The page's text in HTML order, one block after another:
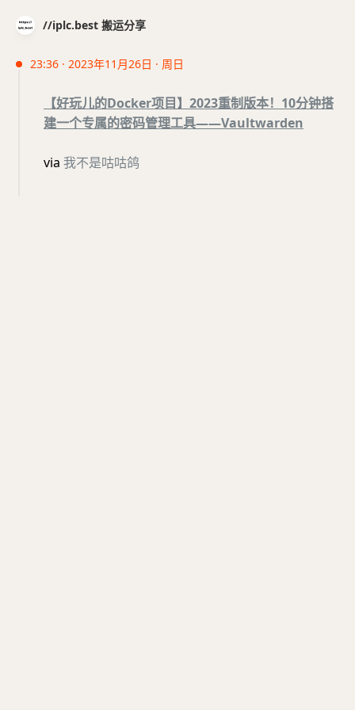
//iplc.best 搬运分享
23:36 · 2023年11月26日 · 周日
【好玩儿的Docker项目】2023重制版本！10分钟搭
建一个专属的密码管理工具——Vaultwarden
via 我不是咕咕鸽